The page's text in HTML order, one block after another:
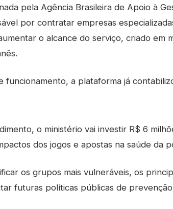
pela Agência Brasileira de Apoio à
por contratar empresas
o alcance do serviço, criado em
funcionamento, a plataforma já
o ministério vai investir R$ 6
dos jogos e apostas na saúde da
os grupos mais vulneráveis, os
futuras políticas públicas de